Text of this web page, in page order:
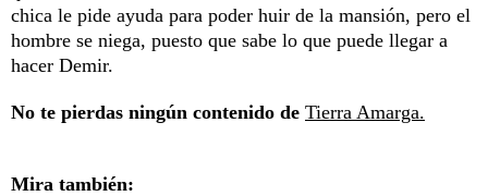
chica le pide ayuda para poder huir de la mansión, pero el
hombre se niega, puesto que sabe lo que puede llegar a
hacer Demir.
No te pierdas ningún contenido de Tierra Amarga.
Mira también: